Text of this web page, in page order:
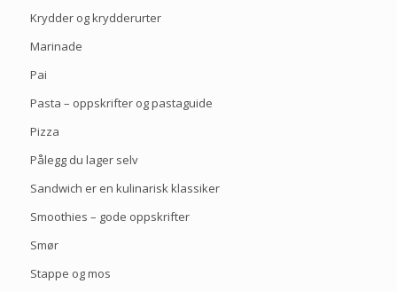
Krydder og krydderurter
Marinade
Pai
Pasta – oppskrifter og pastaguide
Pizza
Pålegg du lager selv
Sandwich er en kulinarisk klassiker
Smoothies – gode oppskrifter
Smør
Stappe og mos